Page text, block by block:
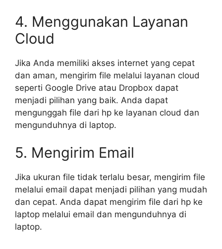
4. Menggunakan Layanan
Cloud
Jika Anda memiliki akses internet yang cepat
dan aman, mengirim file melalui layanan cloud
seperti Google Drive atau Dropbox dapat
menjadi pilihan yang baik. Anda dapat
mengunggah file dari hp ke layanan cloud dan
mengunduhnya di laptop.
5. Mengirim Email
Jika ukuran file tidak terlalu besar, mengirim file
melalui email dapat menjadi pilihan yang mudah
dan cepat. Anda dapat mengirim file dari hp ke
laptop melalui email dan mengunduhnya di
laptop.